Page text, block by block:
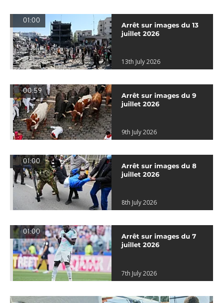
01:00
Arrêt sur images du 13
juillet 2026
13th July 2026
00:59
Arrêt sur images du 9
juillet 2026
9th July 2026
01:00
Arrêt sur images du 8
juillet 2026
8th July 2026
01:00
Arrêt sur images du 7
juillet 2026
7th July 2026